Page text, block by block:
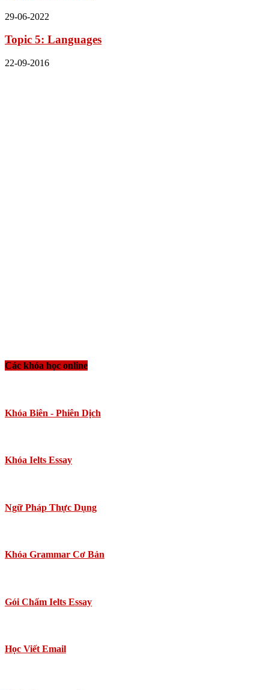
29-06-2022
Topic 5: Languages
22-09-2016
Các khóa học online
Khóa Biên - Phiên Dịch
Khóa Ielts Essay
Ngữ Pháp Thực Dụng
Khóa Grammar Cơ Bản
Gói Chấm Ielts Essay
Học Viết Email